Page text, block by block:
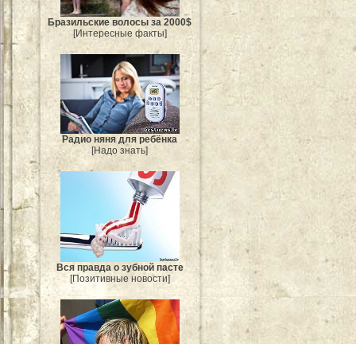
Бразильские волосы за 2000$
[Интересные факты]
Радио няня для ребёнка
[Надо знать]
Вся правда о зубной пасте
[Позитивные новости]